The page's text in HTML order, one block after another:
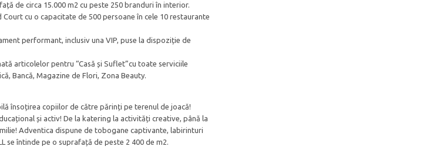
de circa 15.000 m2 cu peste 250 branduri în interior.
cu o capacitate de 500 persoane în cele 10 restaurante
performant, inclusiv una VIP, puse la dispoziție de
articolelor pentru “Casă și Suflet”cu toate serviciile
Bancă, Magazine de Flori, Zona Beauty.
însoțirea copiilor de către părinți pe terenul de joacă!
și activ! De la katering la activități creative, până la
Adventica dispune de tobogane captivante, labirinturi
se întinde pe o suprafață de peste 2 400 de m2.